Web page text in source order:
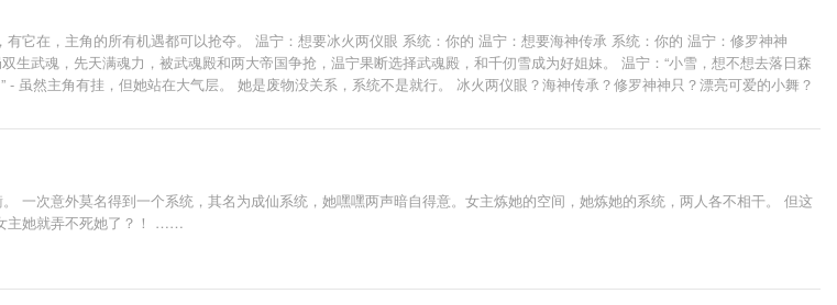
它在，主角的所有机遇都可以抢夺。 温宁：想要冰火两仪眼 系统：你的 温宁：想要海神传承 系统：你的 温宁：修罗神神
武魂，先天满魂力，被武魂殿和两大帝国争抢，温宁果断选择武魂殿，和千仞雪成为好姐妹。 温宁：“小雪，想不想去落日森
- 虽然主角有挂，但她站在大气层。 她是废物没关系，系统不是就行。 冰火两仪眼？海神传承？修罗神神只？漂亮可爱的小舞？
灵魂碎片，直到她眼睁睁看着面前出现一个身高腿长，银发飘逸，满身神光的男人。 对方静静看着她，声音如往常般平
一次意外莫名得到一个系统，其名为成仙系统，她嘿嘿两声暗自得意。女主炼她的空间，她炼她的系统，两人各不相干。 但这
主她就弄不死她了？！ ……